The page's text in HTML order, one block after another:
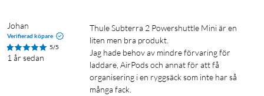
Den strömlinjeformade designen hjälper dig komma åt viktiga
saker snabbt när du behöver dem. Fodralet kan sedan smidigt
tas ut ur och läggas i en större väska, även när det är trångt.
Johan
Verifierad köpare
5/5
1 år sedan
Thule Subterra 2 Powershuttle Mini är en
liten men bra produkt.
Jag hade behov av mindre förvaring för
laddare, AirPods och annat för att få
organisering i en ryggsäck som inte har så
många fack.